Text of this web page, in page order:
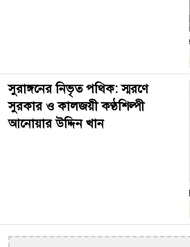
সুরাঙ্গনের নিভৃত পথিক: স্মরণে
সুরকার ও কালজয়ী কণ্ঠশিল্পী
আনোয়ার উদ্দিন খান